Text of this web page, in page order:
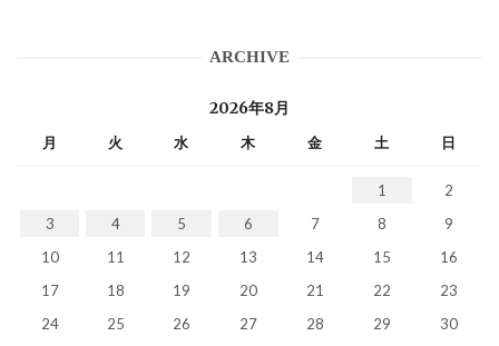
ARCHIVE
2026年8月
月 火 水 木 金 土 日
1
2
3
4 5 6 7 8
9
10
11 12 13 14 15
16
17
18 19 20 21 22
23
24
25 26 27 28 29
30